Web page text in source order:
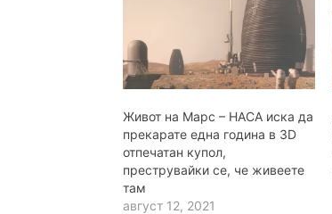
Живот на Марс – НАСА иска да
прекарате една година в 3D
отпечатан купол,
преструвайки се, че живеете
там
август 12, 2021